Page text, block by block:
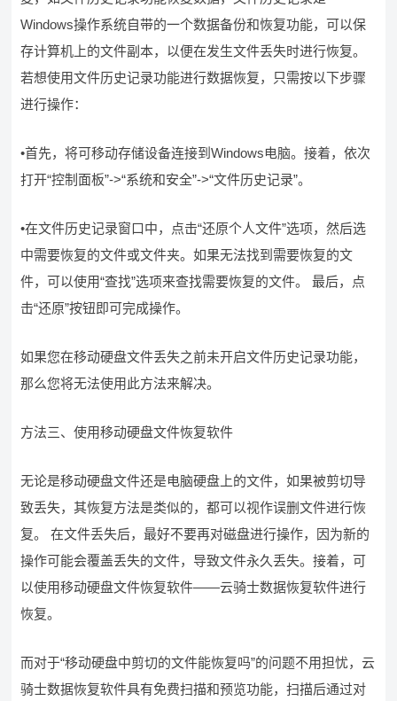
Windows操作系统自带的一个数据备份和恢复功能，可以保
存计算机上的文件副本，以便在发生文件丢失时进行恢复。
若想使用文件历史记录功能进行数据恢复，只需按以下步骤
进行操作：
•首先，将可移动存储设备连接到Windows电脑。接着，依次
打开“控制面板”->“系统和安全”->“文件历史记录”。
•在文件历史记录窗口中，点击“还原个人文件”选项，然后选
中需要恢复的文件或文件夹。如果无法找到需要恢复的文
件，可以使用“查找”选项来查找需要恢复的文件。 最后，点
击“还原”按钮即可完成操作。
如果您在移动硬盘文件丢失之前未开启文件历史记录功能，
那么您将无法使用此方法来解决。
方法三、使用移动硬盘文件恢复软件
无论是移动硬盘文件还是电脑硬盘上的文件，如果被剪切导
致丢失，其恢复方法是类似的，都可以视作误删文件进行恢
复。 在文件丢失后，最好不要再对磁盘进行操作，因为新的
操作可能会覆盖丢失的文件，导致文件永久丢失。接着，可
以使用移动硬盘文件恢复软件——云骑士数据恢复软件进行
恢复。
而对于“移动硬盘中剪切的文件能恢复吗”的问题不用担忧，云
骑士数据恢复软件具有免费扫描和预览功能，扫描后通过对